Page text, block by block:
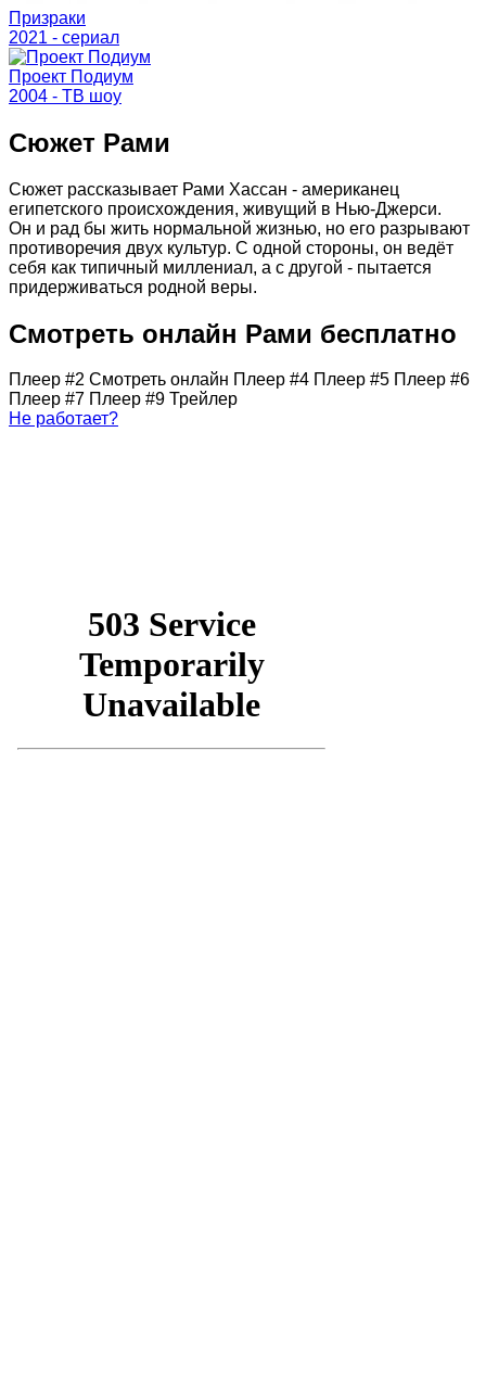
Призраки
2021 - cериал
Проект Подиум
2004 - ТВ шоу
Сюжет Рами
Сюжет рассказывает Рами Хассан - американец
египетского происхождения, живущий в Нью-Джерси.
Он и рад бы жить нормальной жизнью, но его разрывают
противоречия двух культур. С одной стороны, он ведёт
себя как типичный миллениал, а с другой - пытается
придерживаться родной веры.
Смотреть онлайн Рами бесплатно
Плеер #2 Смотреть онлайн Плеер #4 Плеер #5 Плеер #6
Плеер #7 Плеер #9 Трейлер
Не работает?